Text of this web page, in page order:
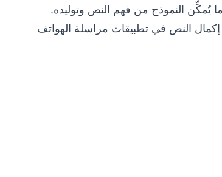
يُمكِّن النموذج من فهم النص وتوليده.
النص في تطبيقات مراسلة الهواتف